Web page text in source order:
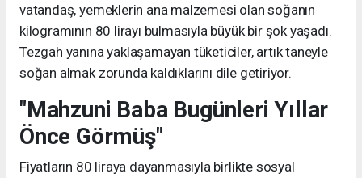
vatandaş, yemeklerin ana malzemesi olan soğanın
kilogramının 80 lirayı bulmasıyla büyük bir şok yaşadı.
Tezgah yanına yaklaşamayan tüketiciler, artık taneyle
soğan almak zorunda kaldıklarını dile getiriyor.
"Mahzuni Baba Bugünleri Yıllar
Önce Görmüş"
Fiyatların 80 liraya dayanmasıyla birlikte sosyal